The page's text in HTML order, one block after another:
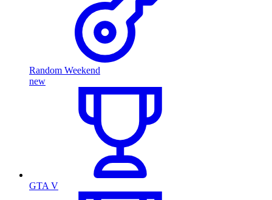
Random Weekend
new
GTA V